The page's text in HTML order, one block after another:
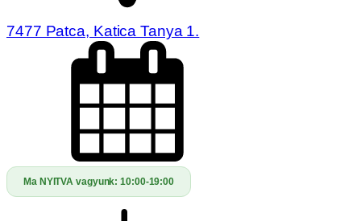
7477 Patca, Katica Tanya 1.
Ma NYITVA vagyunk:10:00-19:00